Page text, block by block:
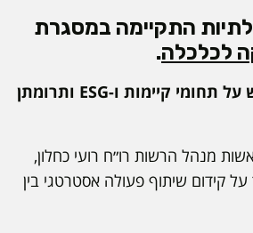
התקיימה במסגרת
לכלכלה.
במהלך ההרצאה הוצגה עבודת הרשות והחברות הממשלתיות, בדגש על תחומי קיימות ו-ESG ותרומתן
מנהל הרשות רו״ח רועי כחלון,
קידום שיתוף פעולה אסטרטגי בין